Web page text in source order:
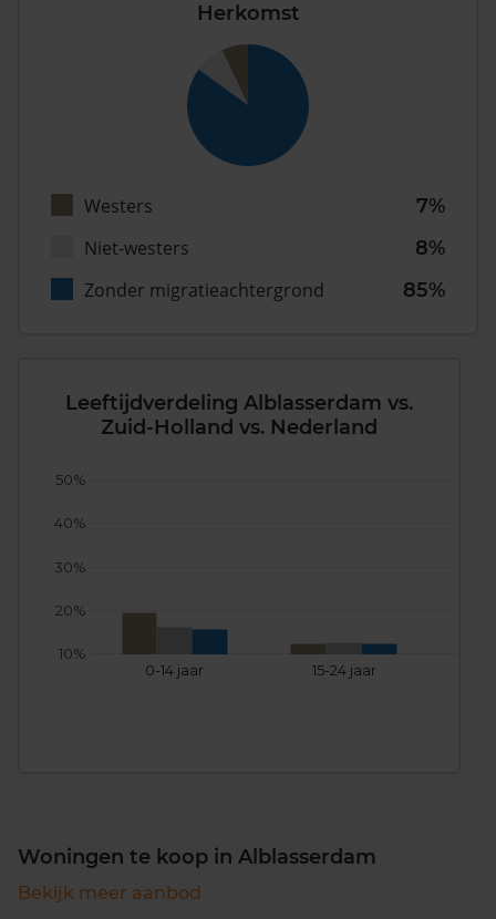
Herkomst
Westers
7%
Niet-westers
8%
Zonder migratieachtergrond
85%
Leeftijdverdeling Alblasserdam vs.
Zuid-Holland vs. Nederland
0-14 jaar 15-24 jaar
10%
20%
30%
40%
50%
Woningen te koop in Alblasserdam
Bekijk meer aanbod